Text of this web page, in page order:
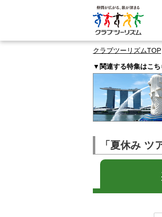
クラブツーリズムTOP
▼関連する特集はこち
「夏休み ツ